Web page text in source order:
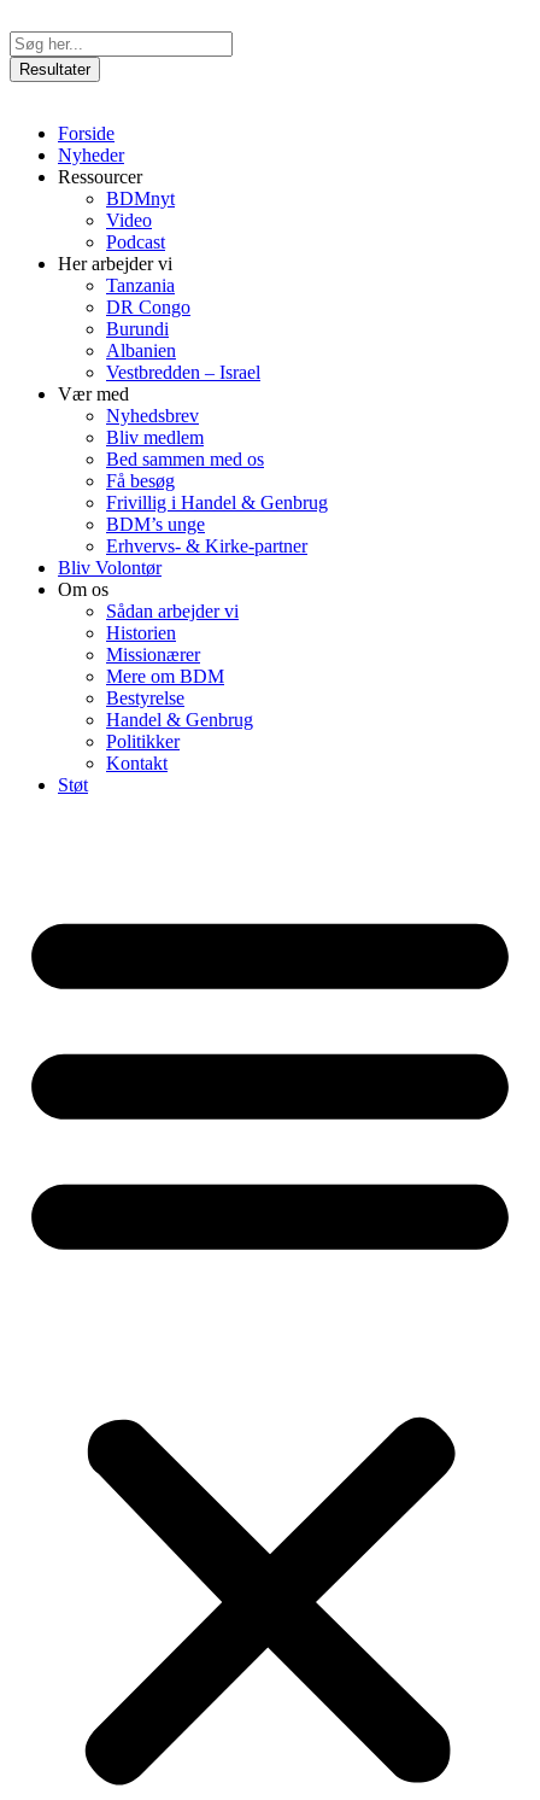
til
indhold
Search
...Resultater
Forside
Nyheder
Ressourcer
BDMnyt
Video
Podcast
Her arbejder vi
Tanzania
DR Congo
Burundi
Albanien
Vestbredden – Israel
Vær med
Nyhedsbrev
Bliv medlem
Bed sammen med os
Få besøg
Frivillig i Handel & Genbrug
BDM’s unge
Erhvervs- & Kirke-partner
Bliv Volontør
Om os
Sådan arbejder vi
Historien
Missionærer
Mere om BDM
Bestyrelse
Handel & Genbrug
Politikker
Kontakt
Støt